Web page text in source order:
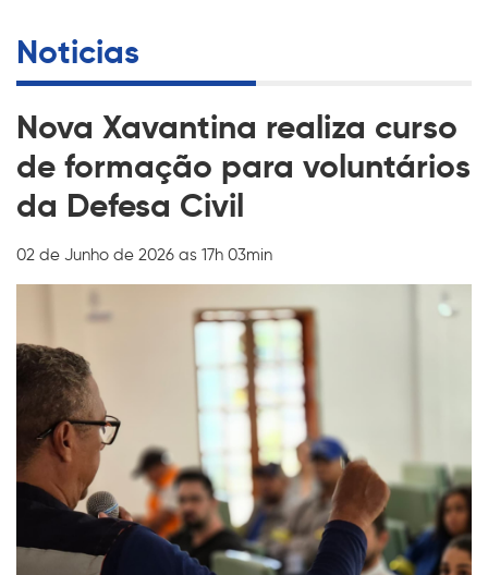
Noticias
Nova Xavantina realiza curso
de formação para voluntários
da Defesa Civil
02 de Junho de 2026 as 17h 03min